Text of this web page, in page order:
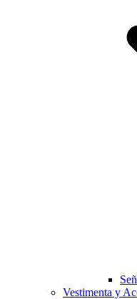
Vestimenta y